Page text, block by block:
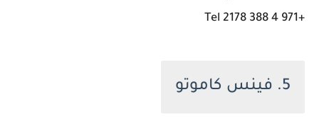
+971 4 388 2178 Tel
5. فينس كاموتو